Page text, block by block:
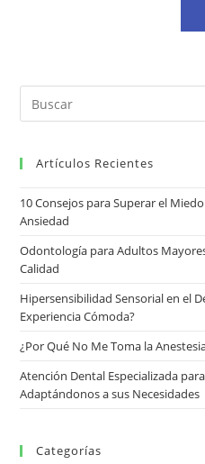
Artículos Recientes
10 Consejos para Superar el
Ansiedad
Odontología para Adultos
Calidad
Hipersensibilidad Sensorial en el
Experiencia Cómoda?
¿Por Qué No Me Toma la
Atención Dental Especializada
Adaptándonos a sus Necesidades
Categorías